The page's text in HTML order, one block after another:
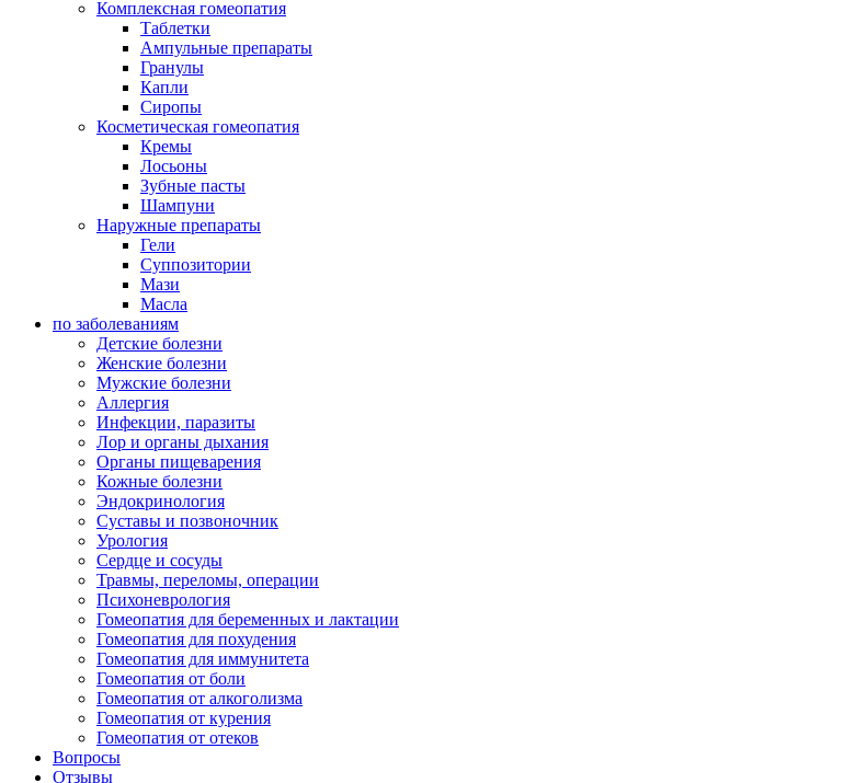
Комплексная гомеопатия
Таблетки
Ампульные препараты
Гранулы
Капли
Сиропы
Косметическая гомеопатия
Кремы
Лосьоны
Зубные пасты
Шампуни
Наружные препараты
Гели
Суппозитории
Мази
Масла
по заболеваниям
Детские болезни
Женские болезни
Мужские болезни
Аллергия
Инфекции, паразиты
Лор и органы дыхания
Органы пищеварения
Кожные болезни
Эндокринология
Суставы и позвоночник
Урология
Сердце и сосуды
Травмы, переломы, операции
Психоневрология
Гомеопатия для беременных и лактации
Гомеопатия для похудения
Гомеопатия для иммунитета
Гомеопатия от боли
Гомеопатия от алкоголизма
Гомеопатия от курения
Гомеопатия от отеков
Вопросы
Отзывы